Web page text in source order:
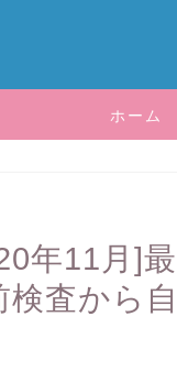
ホーム
年11月]
検査から